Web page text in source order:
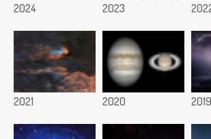
2024 2023
2021 2020 2019